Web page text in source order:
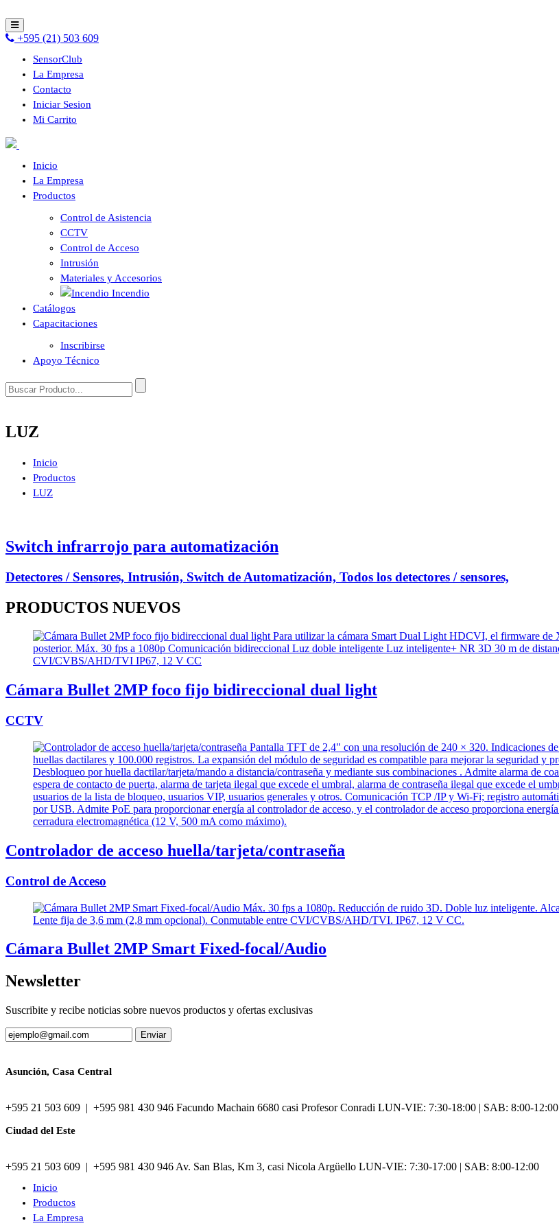
+595 (21) 503 609
SensorClub
La Empresa
Contacto
Iniciar Sesion
Mi Carrito
Inicio
La Empresa
Productos
Control de Asistencia
CCTV
Control de Acceso
Intrusión
Materiales y Accesorios
Incendio
Catálogos
Capacitaciones
Inscribirse
Apoyo Técnico
LUZ
Inicio
Productos
LUZ
Switch infrarrojo para automatización
Detectores / Sensores, Intrusión, Switch de Automatización, Todos los detectores / sensores,
PRODUCTOS NUEVOS
Cámara Bullet 2MP foco fijo bidireccional dual light
CCTV
Controlador de acceso huella/tarjeta/contraseña
Control de Acceso
Cámara Bullet 2MP Smart Fixed-focal/Audio
Newsletter
Suscribite y recibe noticias sobre nuevos productos y ofertas exclusivas
Asunción, Casa Central
+595 21 503 609 | +595 981 430 946 Facundo Machain 6680 casi Profesor Conradi LUN-VIE: 7:30-18:00 | SAB: 8:00-12:00
Ciudad del Este
+595 21 503 609 | +595 981 430 946 Av. San Blas, Km 3, casi Nicola Argüello LUN-VIE: 7:30-17:00 | SAB: 8:00-12:00
Inicio
Productos
La Empresa